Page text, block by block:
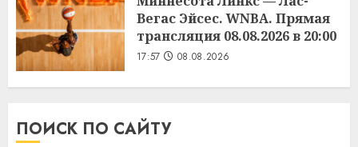
Вегас Эйсес. WNBA. Прямая
трансляция 08.08.2026 в 20:00
17:57 08.08.2026
ПОИСК ПО САЙТУ